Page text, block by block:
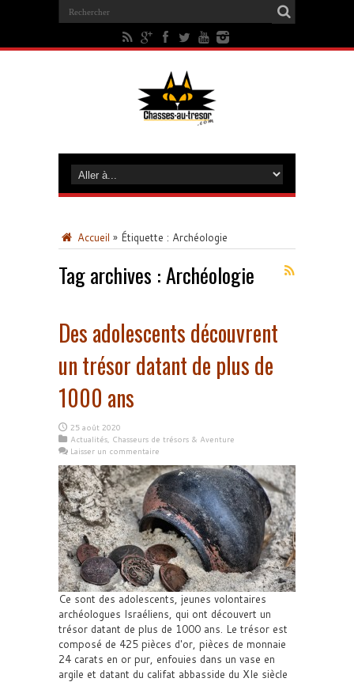
Accueil » Étiquette : Archéologie
Tag archives :Archéologie
Des adolescents découvrent
un trésor datant de plus de
1000 ans
25 août 2020
Actualités, Chasseurs de trésors & Aventure
Laisser un commentaire
Ce sont des adolescents, jeunes volontaires
archéologues Israéliens, qui ont découvert un
trésor datant de plus de 1000 ans. Le trésor est
composé de 425 pièces d'or, pièces de monnaie
24 carats en or pur, enfouies dans un vase en
argile et datant du califat abbasside du XIe siècle